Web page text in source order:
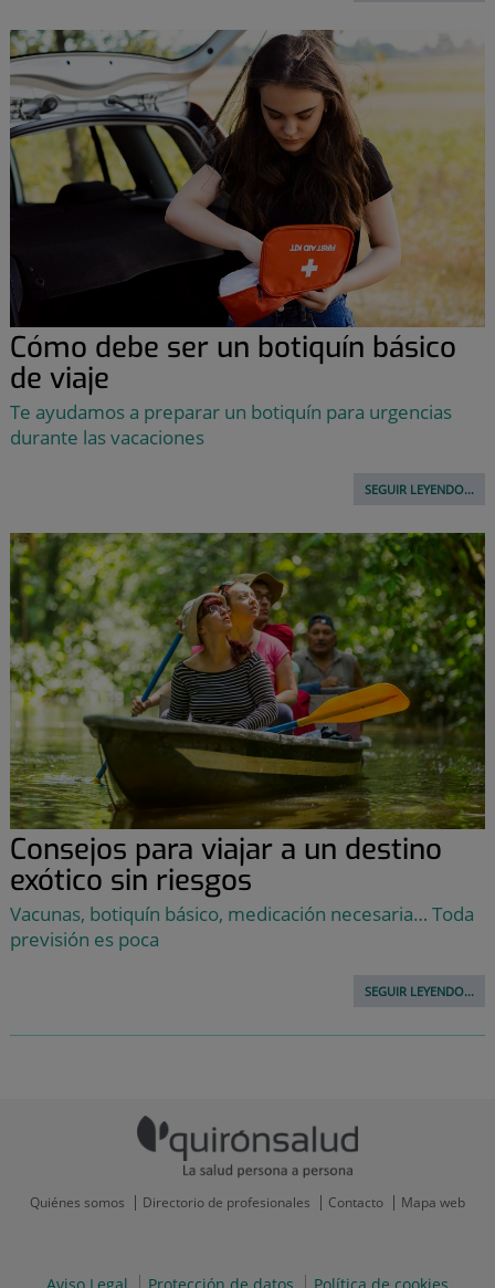
Cómo debe ser un botiquín básico
de viaje
Te ayudamos a preparar un botiquín para urgencias
durante las vacaciones
SEGUIR LEYENDO...
Consejos para viajar a un destino
exótico sin riesgos
Vacunas, botiquín básico, medicación necesaria… Toda
previsión es poca
SEGUIR LEYENDO...
Quiénes somos Directorio de profesionales Contacto Mapa web